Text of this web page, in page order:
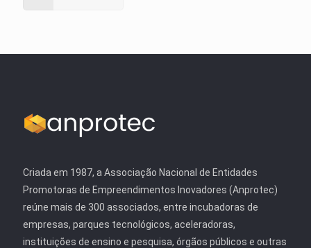
Criada em 1987, a Associação Nacional de Entidades
Promotoras de Empreendimentos Inovadores (Anprotec)
reúne mais de 300 associados, entre incubadoras de
empresas, parques tecnológicos, aceleradoras,
instituições de ensino e pesquisa, órgãos públicos e outras